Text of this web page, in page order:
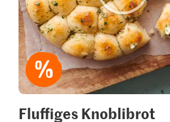
Fluffiges Knoblibrot